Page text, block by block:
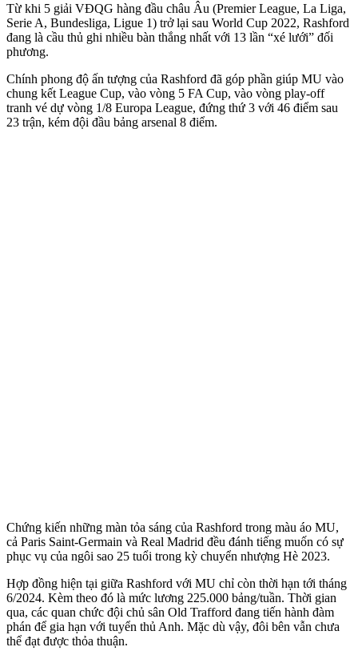
Từ khi 5 giải VĐQG hàng đầu châu Âu (Premier League, La Liga,
Serie A, Bundesliga, Ligue 1) trở lại sau World Cup 2022, Rashford
đang là cầu thủ ghi nhiều bàn thắng nhất với 13 lần “xé lưới” đối
phương.
Chính phong độ ấn tượng của Rashford đã góp phần giúp MU vào
chung kết League Cup, vào vòng 5 FA Cup, vào vòng play-off
tranh vé dự vòng 1/8 Europa League, đứng thứ 3 với 46 điểm sau
23 trận, kém đội đầu bảng ars‌enal 8 điểm.
Chứng kiến những màn tỏa sáng của Rashford trong màu áo MU,
cả Paris Saint-Germain và Real Madrid đều đánh tiếng muốn có sự
phục vụ của ngôi sao 25 tuổi trong kỳ chuyển nhượng Hè 2023.
Hợp đồng hiện tại giữa Rashford với MU chỉ còn thời hạn tới tháng
6/2024. Kèm theo đó là mức lương 225.000 bảng/tuần. Thời gian
qua, các quan chức đội chủ sân Old Trafford đang tiến hành đàm
phán để gia hạn với tuyển thủ Anh. Mặc dù vậy, đôi bên vẫn chưa
thể đạt được thỏa thuận.